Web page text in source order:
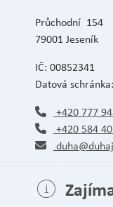
Průchodní 154
79001 Jeseník
IČ: 00852341
Datová
+420 777
+420 584